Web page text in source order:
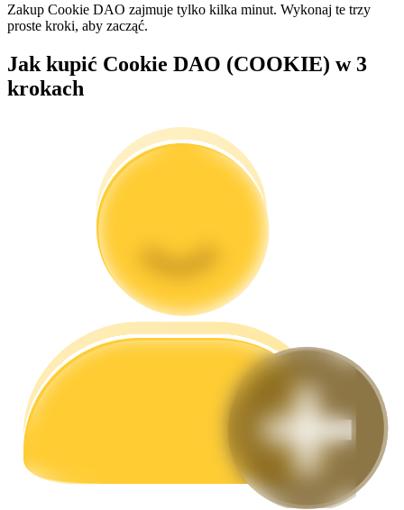
Analiza Big Data, w tym informacje handlowe itp.
Przewodnik
Przewodnik dla początkujących dotyczący kontraktów futures
Dowiedz się, jak zachować rentowność
Zakup Cookie DAO zajmuje tylko kilka minut. Wykonaj te trzy
proste kroki, aby zacząć.
Jak kupić Cookie DAO (COOKIE) w 3
krokach